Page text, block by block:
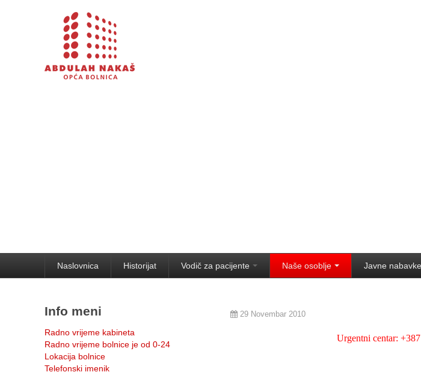
Naslovnica Historijat Vodič za pacijente Naše osoblje Javne nabavke
29 Novembar 2010
Urgentni centar:
Info meni
Radno vrijeme kabineta
Radno vrijeme bolnice je od 0-24
Lokacija bolnice
Telefonski imenik